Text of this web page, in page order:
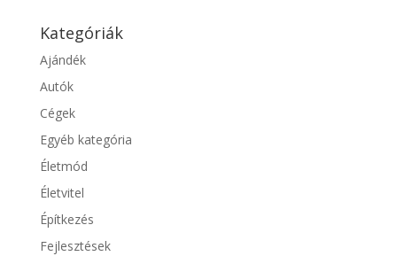
Kategóriák
Ajándék
Autók
Cégek
Egyéb kategória
Életmód
Életvitel
Építkezés
Fejlesztések